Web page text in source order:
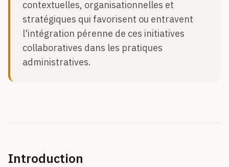
contextuelles, organisationnelles et
stratégiques qui favorisent ou entravent
l'intégration pérenne de ces initiatives
collaboratives dans les pratiques
administratives.
Introduction